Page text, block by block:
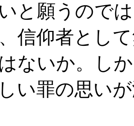
と願うので
信仰者とし
ないか。し
い罪の思い